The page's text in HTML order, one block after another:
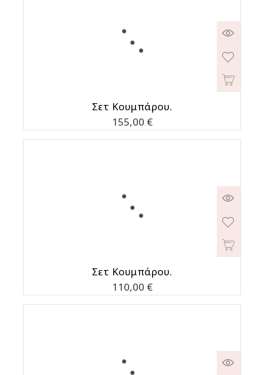
Σετ Κουμπάρου.
Τιμή
155,00 €
Σετ Κουμπάρου.
Τιμή
110,00 €